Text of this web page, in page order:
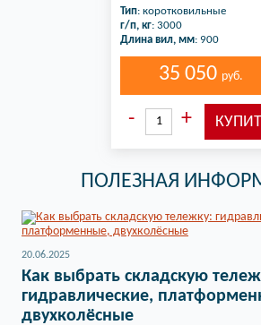
Тип: коротковильные
г/п, кг: 3000
Длина вил, мм: 900
35 050 руб.
ПОЛЕЗНАЯ
20.06.2025
Как выбрать складскую
гидравлические,
двухколёсные